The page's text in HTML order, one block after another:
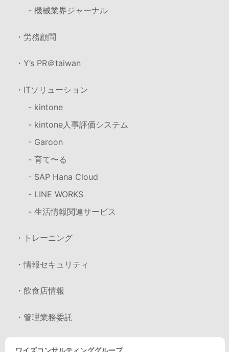
- 機械業界ジャーナル
・労務顧問
・Y’s PR＠taiwan
・ITソリューション
- kintone
- kintone人事評価システム
- Garoon
- 育て〜る
- SAP Hana Cloud
- LINE WORKS
- 生活情報関連サービス
・トレーニング
・情報セキュリティ
・飲食店情報
・管理業務委託